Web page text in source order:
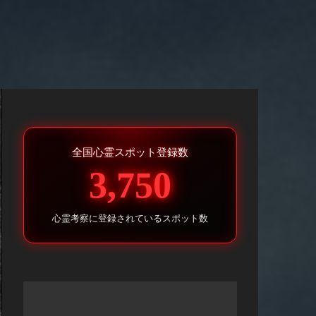
全国心霊スポット登録数
3,750
心霊考察に登録されているスポット数